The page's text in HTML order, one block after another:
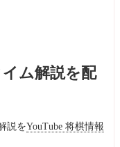
ム解説を配
説をYouTube 将棋情報